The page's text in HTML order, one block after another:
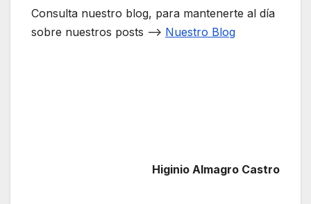
Consulta nuestro blog, para mantenerte al día
sobre nuestros posts –> Nuestro Blog
Higinio Almagro Castro